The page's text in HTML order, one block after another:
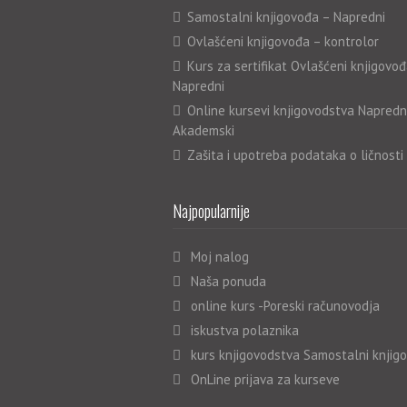
Samostalni knjigovođa – Napredni
Ovlašćeni knjigovođa – kontrolor
Kurs za sertifikat Ovlašćeni
Napredni
Online kursevi knjigovodstva
Akademski
Zašita i upotreba podataka o ličnosti
Najpopularnije
Moj nalog
Naša ponuda
online kurs -Poreski računovodja
iskustva polaznika
kurs knjigovodstva Samostalni
OnLine prijava za kurseve